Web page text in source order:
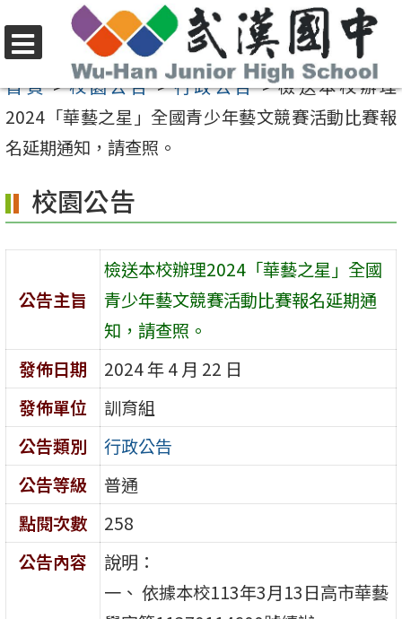
至
要
內
區
選
單
首頁>校園公告>行政公告>檢送本校辦理
2024「華藝之星」全國青少年藝文競賽活動比賽報
名延期通知，請查照。
校園公告
公告主旨
檢送本校辦理2024「華藝之星」全國
青少年藝文競賽活動比賽報名延期通
知，請查照。
發佈日期
2024 年 4 月 22 日
發佈單位
訓育組
公告類別
行政公告
公告等級
普通
點閱次數
258
公告內容
說明：
一、 依據本校113年3月13日高市華藝